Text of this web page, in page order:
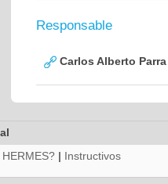
Responsable
Carlos Alberto
| Instructivos